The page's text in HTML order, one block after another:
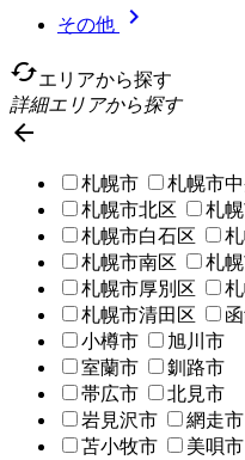
その他

cachedエリアから探す
詳細エリアから探す

札幌市
札幌市
札幌市北区
札
札幌市白石区
札幌市南区
札
札幌市厚別区
札幌市清田区
小樽市
旭川市
室蘭市
釧路市
帯広市
北見市
岩見沢市
網走市
苫小牧市
美唄市